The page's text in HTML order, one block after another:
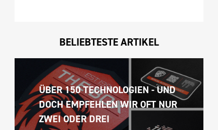
BELIEBTESTE ARTIKEL
ÜBER 150 TECHNOLOGIEN - UND
DOCH EMPFEHLEN WIR OFT NUR
ZWEI ODER DREI